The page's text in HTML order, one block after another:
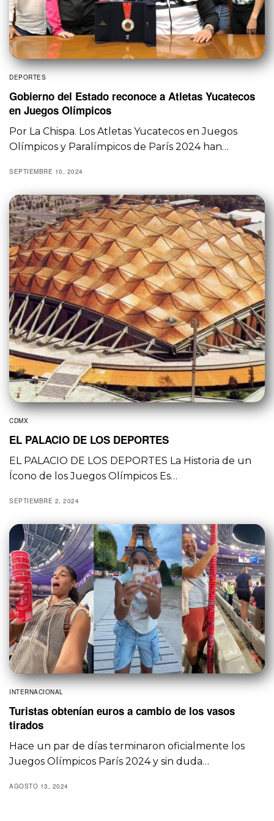
DEPORTES
Gobierno del Estado reconoce a Atletas Yucatecos
en Juegos Olímpicos
Por La Chispa. Los Atletas Yucatecos en Juegos
Olímpicos y Paralímpicos de París 2024 han…
SEPTIEMBRE 10, 2024
CDMX
EL PALACIO DE LOS DEPORTES
EL PALACIO DE LOS DEPORTES La Historia de un
Ícono de los Juegos Olímpicos Es…
SEPTIEMBRE 2, 2024
INTERNACIONAL
Turistas obtenían euros a cambio de los vasos
tirados
Hace un par de días terminaron oficialmente los
Juegos Olímpicos París 2024 y sin duda…
AGOSTO 13, 2024